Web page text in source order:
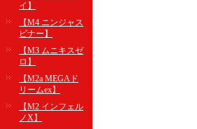
イ】
【M4 ニンジャス
ピナー】
【M3 ムニキスゼ
ロ】
【M2a MEGAド
リームex】
【M2 インフェル
ノX】